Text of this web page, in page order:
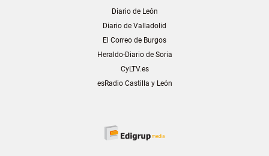
Diario de León
Diario de Valladolid
El Correo de Burgos
Heraldo-Diario de Soria
CyLTV.es
esRadio Castilla y León